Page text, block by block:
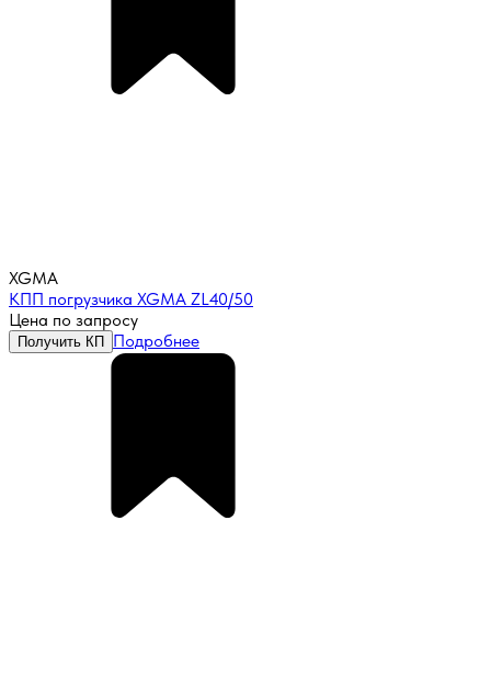
XGMA
КПП погрузчика XGMA ZL40/50
Цена по запросу
Получить КП Подробнее